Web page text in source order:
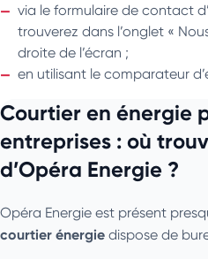
via le formulaire de contact
trouverez dans l’onglet «
droite de l’écran ;
en utilisant le comparateur
Courtier en énergie
entreprises : où
d’Opéra Energie ?
Opéra Energie est présent
courtier énergie dispose de